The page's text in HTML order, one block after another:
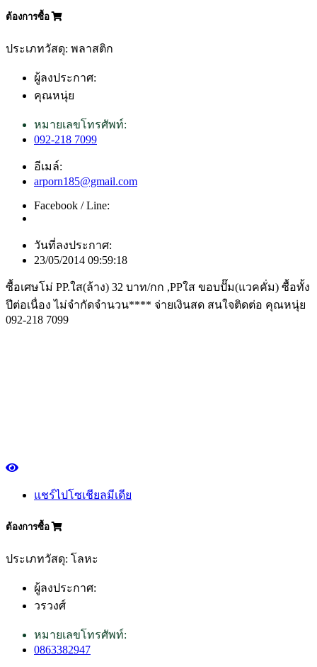
ต้องการซื้อ
ประเภทวัสดุ: พลาสติก
ผู้ลงประกาศ:
คุณหนุ่ย
หมายเลขโทรศัพท์:
092-218 7099
อีเมล์:
arporn185@gmail.com
Facebook / Line:
วันที่ลงประกาศ:
23/05/2014 09:59:18
ซื้อเศษโม่ PP.ใส(ล้าง) 32 บาท/กก ,PPใส ขอบปั๊ม(แวคคั่ม) ซื้อทั้ง
ปีต่อเนื่อง ไม่จำกัดจำนวน**** จ่ายเงินสด สนใจติดต่อ คุณหนุ่ย
092-218 7099
แชร์ไปโซเชียลมีเดีย
ต้องการซื้อ
ประเภทวัสดุ: โลหะ
ผู้ลงประกาศ:
วรวงศ์
หมายเลขโทรศัพท์:
0863382947